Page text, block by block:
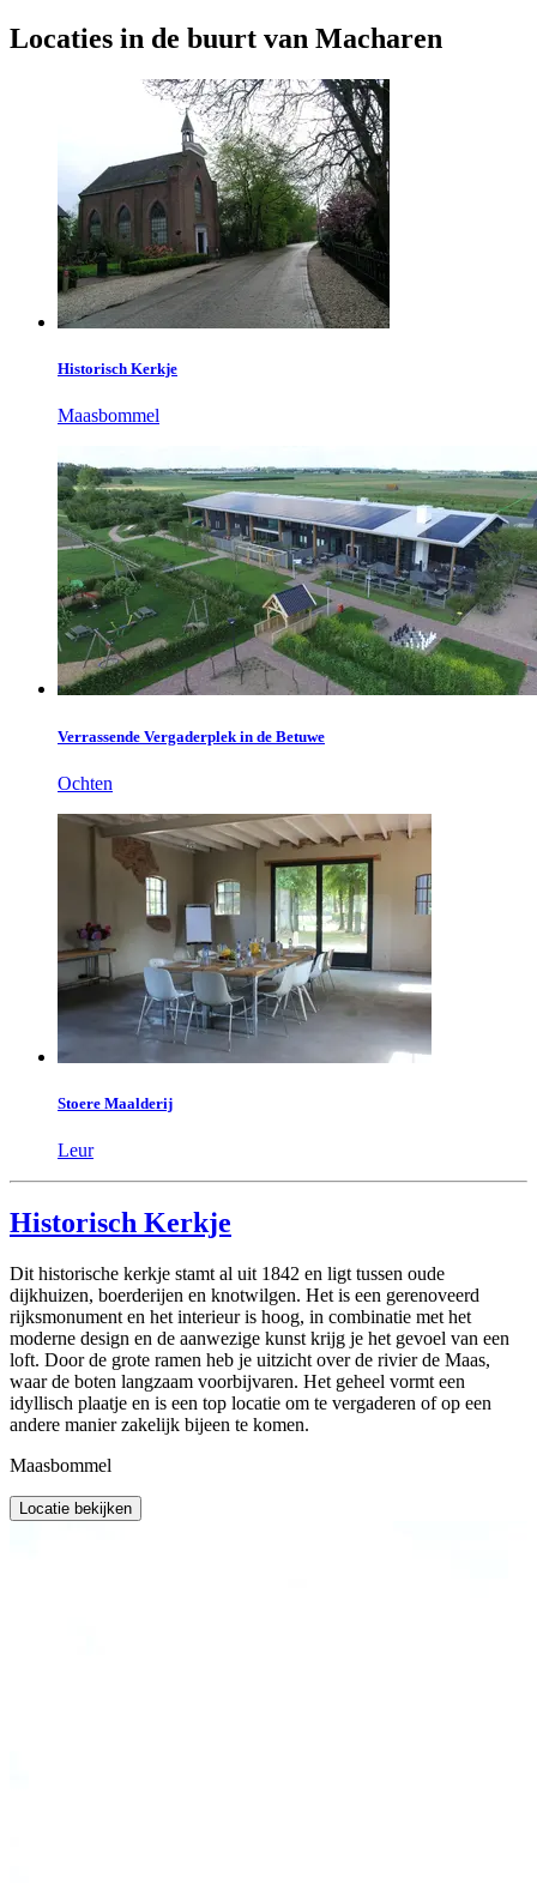
Locaties in de buurt van Macharen
Historisch Kerkje
Maasbommel
Verrassende Vergaderplek in de Betuwe
Ochten
Stoere Maalderij
Leur
Historisch Kerkje
Dit historische kerkje stamt al uit 1842 en ligt tussen oude
dijkhuizen, boerderijen en knotwilgen. Het is een gerenoveerd
rijksmonument en het interieur is hoog, in combinatie met het
moderne design en de aanwezige kunst krijg je het gevoel van een
loft. Door de grote ramen heb je uitzicht over de rivier de Maas,
waar de boten langzaam voorbijvaren. Het geheel vormt een
idyllisch plaatje en is een top locatie om te vergaderen of op een
andere manier zakelijk bijeen te komen.
Maasbommel
Locatie bekijken